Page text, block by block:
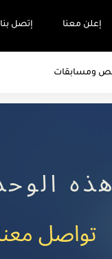
إعلن معنا إتصل بنا
ومسابقات